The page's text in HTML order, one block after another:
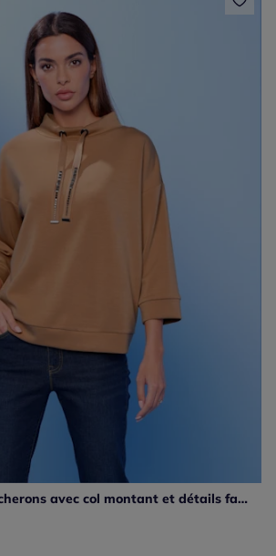
Sweatshirts mancherons avec col montant et détails fantaisie